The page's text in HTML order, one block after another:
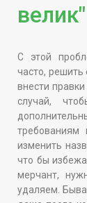
велик"
С этой
часто,
внести
случай,
изменить
что бы
мерчант,
удаляем.